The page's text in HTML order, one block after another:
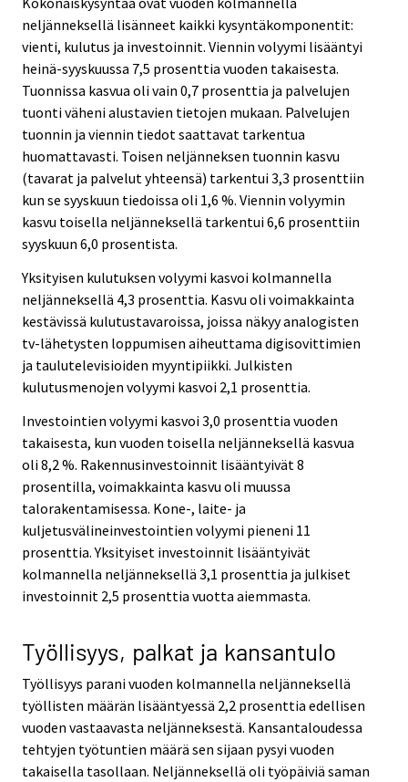
neljänneksellä lisänneet kaikki kysyntäkomponentit:
vienti, kulutus ja investoinnit. Viennin volyymi lisääntyi
heinä-syyskuussa 7,5 prosenttia vuoden takaisesta.
Tuonnissa kasvua oli vain 0,7 prosenttia ja palvelujen
tuonti väheni alustavien tietojen mukaan. Palvelujen
tuonnin ja viennin tiedot saattavat tarkentua
huomattavasti. Toisen neljänneksen tuonnin kasvu
(tavarat ja palvelut yhteensä) tarkentui 3,3 prosenttiin
kun se syyskuun tiedoissa oli 1,6 %. Viennin volyymin
kasvu toisella neljänneksellä tarkentui 6,6 prosenttiin
syyskuun 6,0 prosentista.
Yksityisen kulutuksen volyymi kasvoi kolmannella
neljänneksellä 4,3 prosenttia. Kasvu oli voimakkainta
kestävissä kulutustavaroissa, joissa näkyy analogisten
tv-lähetysten loppumisen aiheuttama digisovittimien
ja taulutelevisioiden myyntipiikki. Julkisten
kulutusmenojen volyymi kasvoi 2,1 prosenttia.
Investointien volyymi kasvoi 3,0 prosenttia vuoden
takaisesta, kun vuoden toisella neljänneksellä kasvua
oli 8,2 %. Rakennusinvestoinnit lisääntyivät 8
prosentilla, voimakkainta kasvu oli muussa
talorakentamisessa. Kone-, laite- ja
kuljetusvälineinvestointien volyymi pieneni 11
prosenttia. Yksityiset investoinnit lisääntyivät
kolmannella neljänneksellä 3,1 prosenttia ja julkiset
investoinnit 2,5 prosenttia vuotta aiemmasta.
Työllisyys, palkat ja kansantulo
Työllisyys parani vuoden kolmannella neljänneksellä
työllisten määrän lisääntyessä 2,2 prosenttia edellisen
vuoden vastaavasta neljänneksestä. Kansantaloudessa
tehtyjen työtuntien määrä sen sijaan pysyi vuoden
takaisella tasollaan. Neljänneksellä oli työpäiviä saman